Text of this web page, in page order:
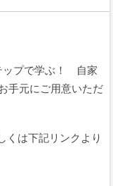
settlement of the
to as “Event dues”)
along with
that accompany them
members and Users
website by us
ップで学ぶ！ 自家
手元にご用意いただ
くは下記リンクより